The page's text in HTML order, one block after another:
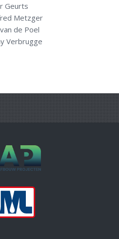
Geurts
Metzger
de Poel
Verbrugge